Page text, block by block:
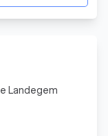
Landegem